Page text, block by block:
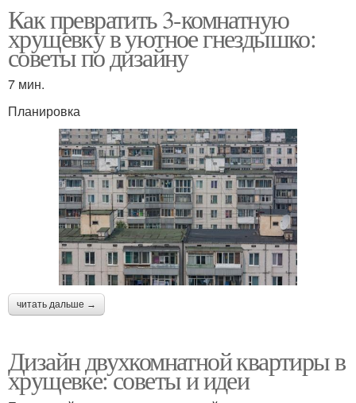
Как превратить 3-комнатную
хрущевку в уютное гнездышко:
советы по дизайну
7 мин.
Планировка
читать дальше →
Дизайн двухкомнатной квартиры в
хрущевке: советы и идеи